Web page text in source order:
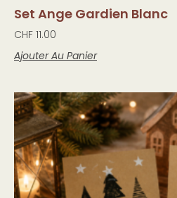
Set Ange Gardien Blanc
CHF 11.00
Ajouter Au Panier